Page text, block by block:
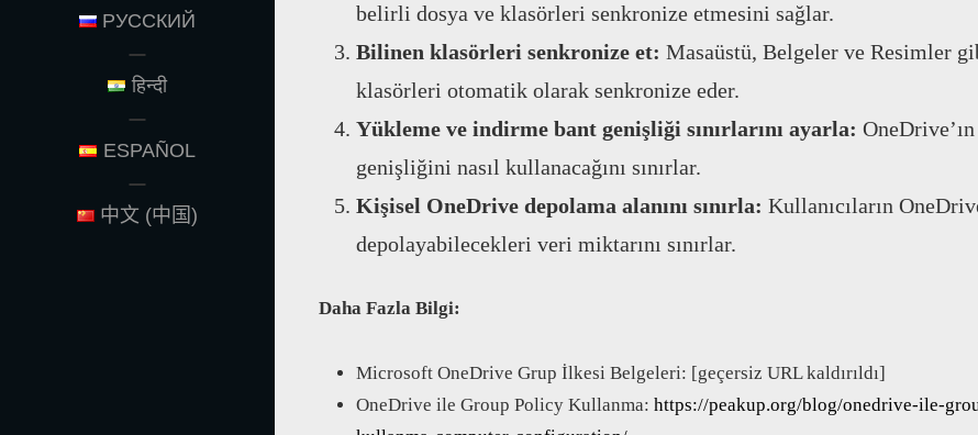
РУССКИЙ
हिन्दी
ESPAÑOL
中文 (中国)
belirli dosya ve klasörleri senkronize etmesini sağlar.
Bilinen klasörleri senkronize et: Masaüstü, Belgeler ve Resimler
klasörleri otomatik olarak senkronize eder.
Yükleme ve indirme bant genişliği sınırlarını ayarla:
genişliğini nasıl kullanacağını sınırlar.
Kişisel OneDrive depolama alanını sınırla: Kullanıcıların
depolayabilecekleri veri miktarını sınırlar.
Daha Fazla Bilgi:
Microsoft OneDrive Grup İlkesi Belgeleri: [geçersiz URL kaldırıldı]
OneDrive ile Group Policy Kullanma: https://peakup.org/blog/onedrive-ile-